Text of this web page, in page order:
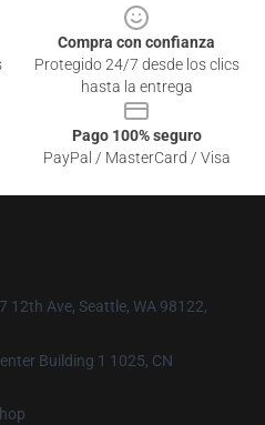
Compra con confianza
Protegido 24/7 desde los clics
hasta la entrega
Pago 100% seguro
PayPal / MasterCard / Visa
12th Ave, Seattle, WA 98122,
Building 1 1025, CN